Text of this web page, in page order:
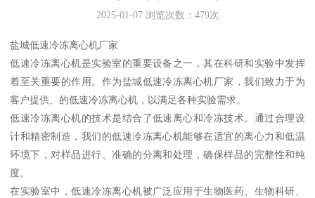
2025-01-07浏览次数： 479次
盐城低速冷冻离心机厂家
低速冷冻离心机是实验室的重要设备之一，其在科研和实验中发挥
着至关重要的作用。作为盐城低速冷冻离心机厂家，我们致力于为
客户提供、的低速冷冻离心机，以满足各种实验需求。
低速冷冻离心机的技术是结合了低速离心和冷冻技术。通过合理设
计和精密制造，我们的低速冷冻离心机能够在适宜的离心力和低温
环境下，对样品进行、准确的分离和处理，确保样品的完整性和纯
度。
在实验室中，低速冷冻离心机被广泛应用于生物医药、生物科研、